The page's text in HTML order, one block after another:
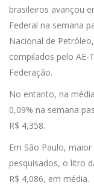
brasileiros avançou
Federal na semana
Nacional de
compilados pelo AE-
Federação.
No entanto, na
0,09% na semana
R$ 4,358.
Em São Paulo,
pesquisados, o litro
R$ 4,086, em média.